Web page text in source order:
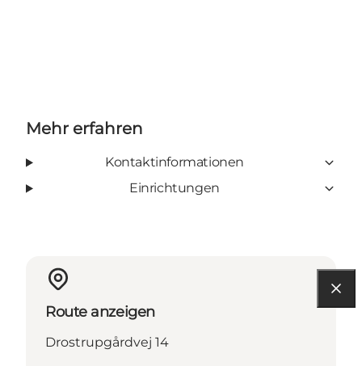
Mehr erfahren
Kontaktinformationen
Einrichtungen
Route anzeigen
Drostrupgårdvej 14